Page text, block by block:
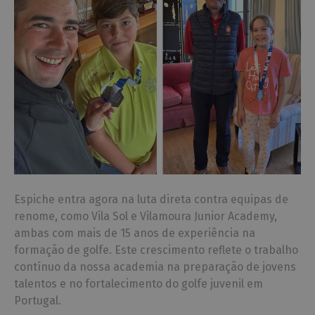
Espiche entra agora na luta direta contra equipas de
renome, como Vila Sol e Vilamoura Junior Academy,
ambas com mais de 15 anos de experiência na
formação de golfe. Este crescimento reflete o trabalho
contínuo da nossa academia na preparação de jovens
talentos e no fortalecimento do golfe juvenil em
Portugal.